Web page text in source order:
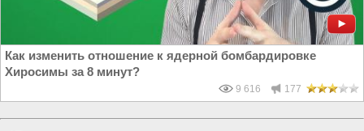
Как изменить отношение к ядерной бомбардировке
Хиросимы за 8 минут?
9 616 177